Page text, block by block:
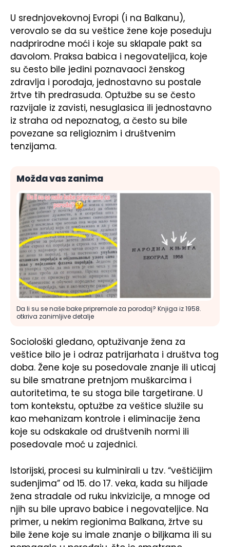
U srednjovekovnoj Evropi (i na Balkanu),
verovalo se da su veštice žene koje poseduju
nadprirodne moći i koje su sklapale pakt sa
đavolom. Praksa babica i negovateljica, koje
su često bile jedini poznavaoci ženskog
zdravlja i porođaja, jednostavno su postale
žrtve tih predrasuda. Optužbe su se često
razvijale iz zavisti, nesuglasica ili jednostavno
iz straha od nepoznatog, a često su bile
povezane sa religioznim i društvenim
tenzijama.
Možda vas zanima
Da li su se naše bake pripremale za porođaj? Knjiga iz 1958.
otkriva zanimljive detalje
Sociološki gledano, optuživanje žena za
veštice bilo je i odraz patrijarhata i društva tog
doba. Žene koje su posedovale znanje ili uticaj
su bile smatrane pretnjom muškarcima i
autoritetima, te su stoga bile targetirane. U
tom kontekstu, optužbe za veštice služile su
kao mehanizam kontrole i eliminacije žena
koje su odskakale od društvenih normi ili
posedovale moć u zajednici.
Istorijski, procesi su kulminirali u tzv. “veštičijim
suđenjima” od 15. do 17. veka, kada su hiljade
žena stradale od ruku inkvizicije, a mnoge od
njih su bile upravo babice i negovateljice. Na
primer, u nekim regionima Balkana, žrtve su
bile žene koje su imale znanje o biljkama ili su